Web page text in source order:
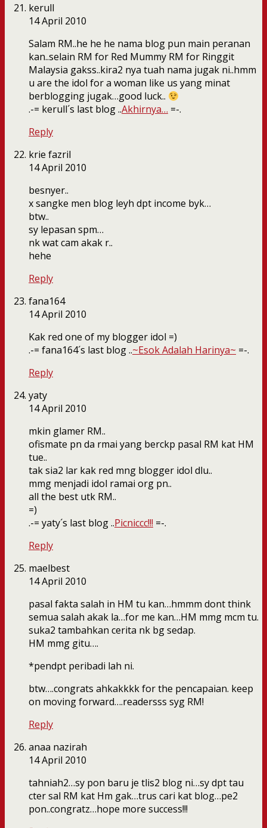
kerull
14 April 2010
Salam RM..he he he nama blog pun main peranan
kan..selain RM for Red Mummy RM for Ringgit
Malaysia gakss..kira2 nya tuah nama jugak ni..hmm
u are the idol for a woman like us yang minat
berblogging jugak…good luck..
.-= kerull´s last blog ..Akhirnya… =-.
Reply
krie fazril
14 April 2010
besnyer..
x sangke men blog leyh dpt income byk…
btw..
sy lepasan spm…
nk wat cam akak r..
hehe
Reply
fana164
14 April 2010
Kak red one of my blogger idol =)
.-= fana164´s last blog ..~Esok Adalah Harinya~ =-.
Reply
yaty
14 April 2010
mkin glamer RM..
ofismate pn da rmai yang berckp pasal RM kat HM
tue..
tak sia2 lar kak red mng blogger idol dlu..
mmg menjadi idol ramai org pn..
all the best utk RM..
=)
.-= yaty´s last blog ..Picniccc!!! =-.
Reply
maelbest
14 April 2010
pasal fakta salah in HM tu kan…hmmm dont think
semua salah akak la…for me kan…HM mmg mcm tu.
suka2 tambahkan cerita nk bg sedap.
HM mmg gitu….
*pendpt peribadi lah ni.
btw….congrats ahkakkkk for the pencapaian. keep
on moving forward….readersss syg RM!
Reply
anaa nazirah
14 April 2010
tahniah2…sy pon baru je tlis2 blog ni…sy dpt tau
cter sal RM kat Hm gak…trus cari kat blog…pe2
pon..congratz…hope more success!!!